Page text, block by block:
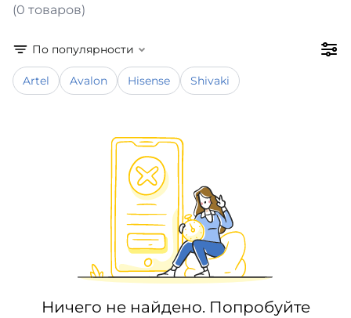
(0 товаров)
По популярности
Artel Avalon Hisense Shivaki
Ничего не найдено. Попробуйте